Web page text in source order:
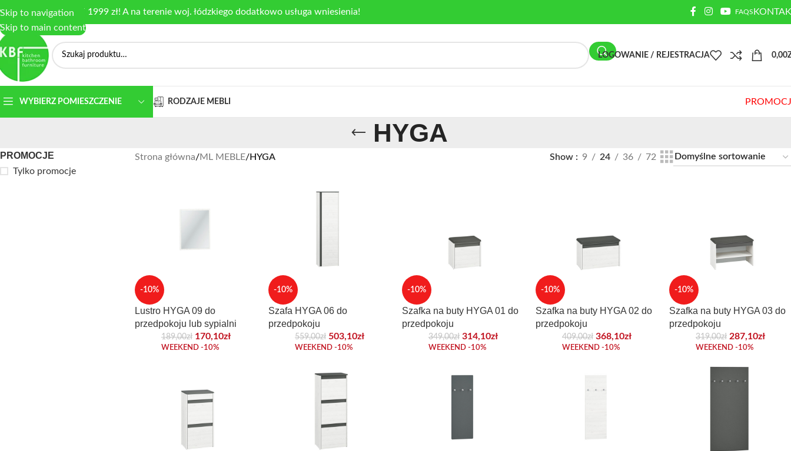
Skip to navigation
Skip to main content
dostawa od 1999 zł! A na terenie woj. łódzkiego dodatkowo usługa wniesienia! FAQS
LOGOWANIE / REJESTRACJA 0,00
WYBIERZ POMIESZCZENIE RODZAJE MEBLI
HYGA
PROMOCJE
Tylko promocje
Strona główna/ML MEBLE/HYGA Show 9 24 36 72
-10%
Lustro HYGA 09 do
przedpokoju lub sypialni
189,00zł 170,10zł
WEEKEND -10%
-10%
Szafa HYGA 06 do
przedpokoju
559,00zł 503,10zł
WEEKEND -10%
-10%
Szafka na buty HYGA 01 do
przedpokoju
349,00zł 314,10zł
WEEKEND -10%
-10%
Szafka na buty HYGA 02 do
przedpokoju
409,00zł 368,10zł
WEEKEND -10%
-10%
Szafka na buty HYGA 03 do
przedpokoju
319,00zł 287,10zł
WEEKEND -10%